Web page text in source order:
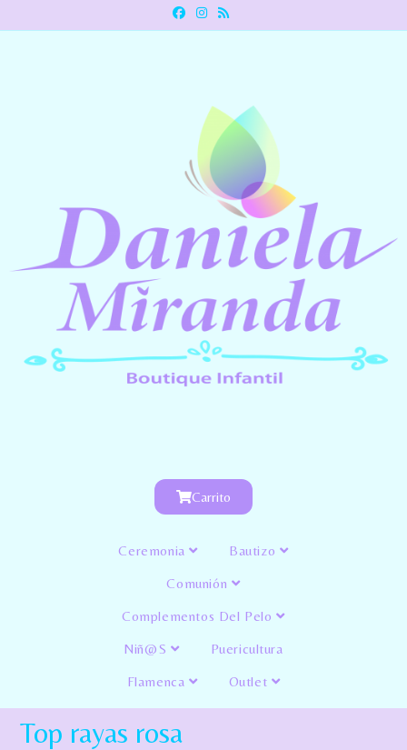
Carrito
Ceremonia Bautizo
Comunión
Complementos Del Pelo
Niñ@s Puericultura
Flamenca Outlet
Top rayas rosa